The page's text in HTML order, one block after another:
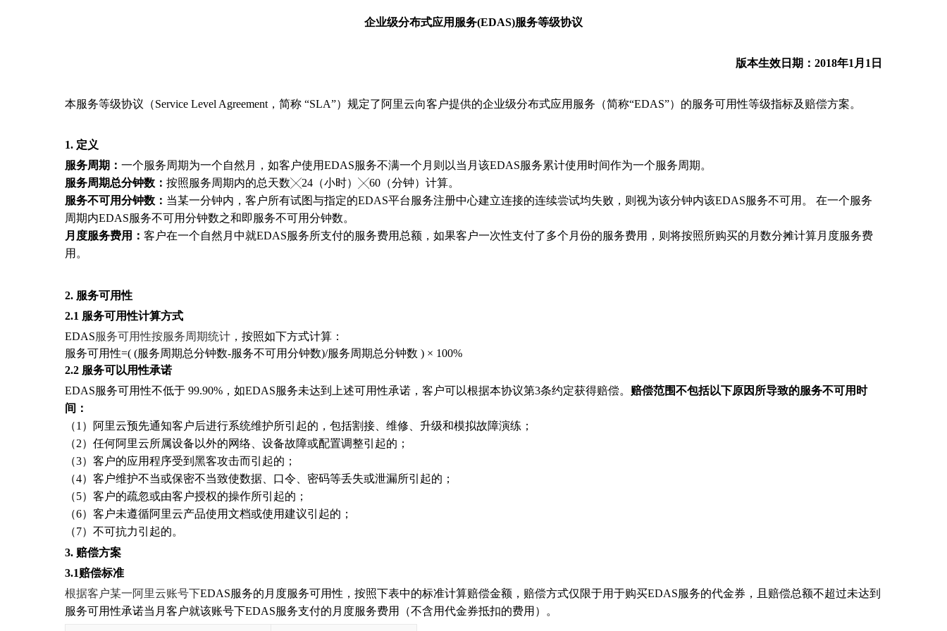
企业级分布式应用服务(EDAS)服务等级协议
版本生效日期：2018年1月1日
本服务等级协议（Service Level Agreement，简称 “SLA”）规定了阿里云向客户提供的企业级分布式应用服务（简称“EDAS”）的服务可用性等级指标及赔偿方案。
1. 定义
服务周期： 一个服务周期为一个自然月，如客户使用EDAS服务不满一个月则以当月该EDAS服务累计使用时间作为一个服务周期。
服务周期总分钟数： 按照服务周期内的总天数╳24（小时）╳60（分钟）计算。
服务不可用分钟数： 当某一分钟内，客户所有试图与指定的EDAS平台服务注册中心建立连接的连续尝试均失败，则视为该分钟内该EDAS服务不可用。 在一个服务
周期内EDAS服务不可用分钟数之和即服务不可用分钟数。
月 度服务费用： 客户在一个自然月中就EDAS服务所支付的服务费用总额，如果客户一次性支付了多个月份的服务费用，则将按照所购买的月数分摊计算月度服务费
用。
2. 服务可用性
2.1 服务可用性计算方式
EDAS服务可用性按服务周期统计 ，按照如下方式计算：
服务可用性=( (服务周期总分钟数-服务不可用分钟数)/服务周期总分钟数 ) × 100%
2.2 服务可以用性承诺
EDAS服务可用性不低于 99.90%，如EDAS服务未达到上述可用性承诺，客户可以根据本协议第3条约定获得赔偿。 赔偿范围不包括以下原因所导致的服务不可用时
间：
（1）阿里云预先通知客户后进行系统维护所引起的，包括割接、维修、升级和模拟故障演练；
（2）任何阿里云所属设备以外的网络、设备故障或配置调整引起的；
（3）客户的应用程序受到黑客攻击而引起的；
（4）客户维护不当或保密不当致使数据、口令、密码等丢失或泄漏所引起的；
（5）客户的疏忽或由客户授权的操作所引起的；
（6）客户未遵循阿里云产品使用文档或使用建议引起的；
（7）不可抗力引起的。
3. 赔偿方案
3.1赔偿标准
根据客户某一阿里云账号下EDAS服务的月度服务可用性，按照下表中的标准计算赔偿金额，赔偿方式仅限于用于购买EDAS服务的代金券，且赔偿总额不超过未达到
服务可用性承诺当月客户就该账号下EDAS服务支付的月度服务费用（不含用代金券抵扣的费用）。